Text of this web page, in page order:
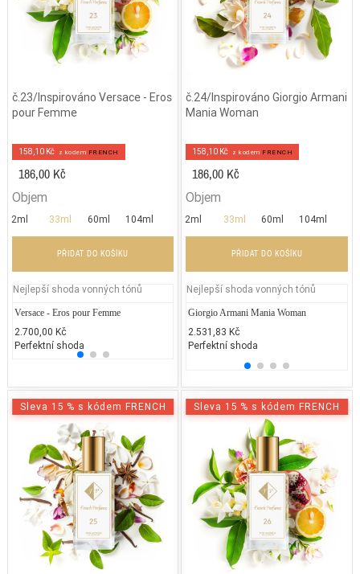
č.23/Inspirováno Versace - Eros
pour Femme
158,10 Kč z kodem FRENCH
186,00 Kč
Objem
2ml 33ml 60ml 104ml
PŘIDAT DO KOŠÍKU
Nejlepší shoda vonných tónů
Versace - Eros pour Femme
2.700,00 Kč
Perfektní shoda
Calvin Klein - Deep Euphoria
1.900,00 Kč
50% běžných vonných tónů
č.24/Inspirováno Giorgio Armani
Mania Woman
158,10 Kč z kodem FRENCH
186,00 Kč
Objem
2ml 33ml 60ml 104ml
PŘIDAT DO KOŠÍKU
Nejlepší shoda vonných tónů
Giorgio Armani Mania Woman
2.531,83 Kč
Perfektní shoda
Sleva 15 % s kódem FRENCH Sleva 15 % s kódem FRENCH